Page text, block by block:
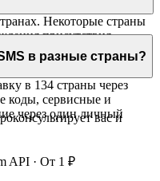
Некоторые страны
присутствия
для нужной
в разные страны?
в 134 страны через
коды, сервисные и
через один личный
вас и
API · От 1 ₽